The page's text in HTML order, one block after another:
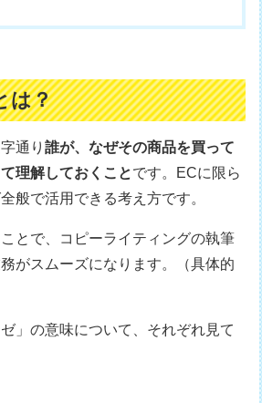
は？
通り誰が、なぜその商品を買って
理解しておくことです。ECに限ら
般で活用できる考え方です。
とで、コピーライティングの執筆
がスムーズになります。（具体的
」の意味について、それぞれ見て